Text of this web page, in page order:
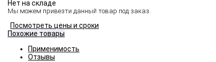
Нет на складе
Мы можем привезти данный товар под заказ.
Посмотреть цены и сроки
Похожие товары
Применимость
Отзывы